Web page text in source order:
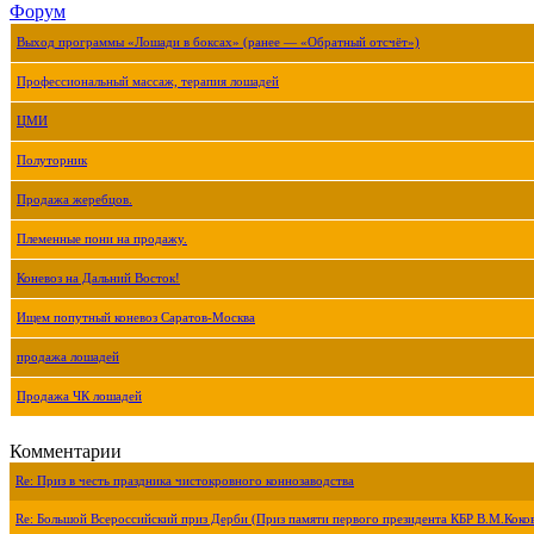
Форум
Выход программы «Лошади в боксах» (ранее — «Обратный отсчёт»)
Профессиональный массаж, терапия лошадей
ЦМИ
Полуторник
Продажа жеребцов.
Племенные пони на продажу.
Коневоз на Дальний Восток!
Ищем попутный коневоз Саратов-Москва
продажа лошадей
Продажа ЧК лошадей
Комментарии
Re: Приз в честь праздника чистокровного коннозаводства
Re: Большой Всероссийский приз Дерби (Приз памяти первого президента КБР